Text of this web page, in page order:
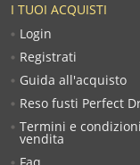
I TUOI ACQUISTI
Login
Registrati
Guida all'acquisto
Reso fusti Perfect
Termini e
vendita